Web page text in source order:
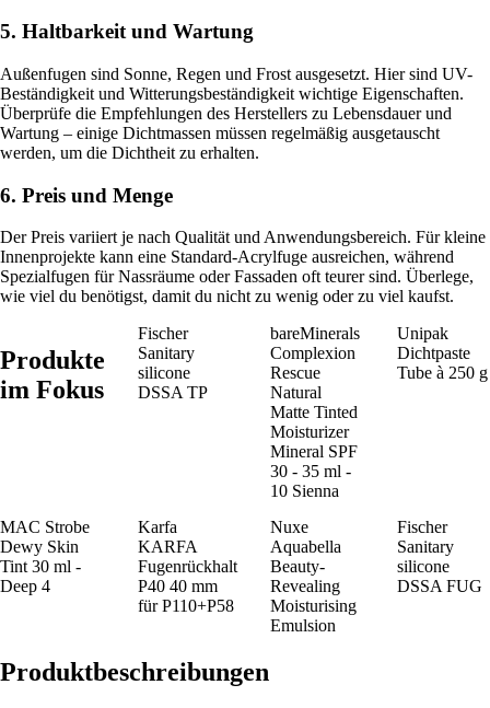
5. Haltbarkeit und Wartung
Außenfugen sind Sonne, Regen und Frost ausgesetzt. Hier sind UV-
Beständigkeit und Witterungsbeständigkeit wichtige Eigenschaften.
Überprüfe die Empfehlungen des Herstellers zu Lebensdauer und
Wartung – einige Dichtmassen müssen regelmäßig ausgetauscht
werden, um die Dichtheit zu erhalten.
6. Preis und Menge
Der Preis variiert je nach Qualität und Anwendungsbereich. Für kleine
Innenprojekte kann eine Standard-Acrylfuge ausreichen, während
Spezialfugen für Nassräume oder Fassaden oft teurer sind. Überlege,
wie viel du benötigst, damit du nicht zu wenig oder zu viel kaufst.
Produkte
im Fokus
Fischer
Sanitary
silicone
DSSA TP
bareMinerals
Complexion
Rescue
Natural
Matte Tinted
Moisturizer
Mineral SPF
30 - 35 ml -
10 Sienna
Unipak
Dichtpaste
Tube à 250 g
MAC Strobe
Dewy Skin
Tint 30 ml -
Deep 4
Karfa
KARFA
Fugenrückhalt
P40 40 mm
für P110+P58
Nuxe
Aquabella
Beauty-
Revealing
Moisturising
Emulsion
Fischer
Sanitary
silicone
DSSA FUG
Produktbeschreibungen